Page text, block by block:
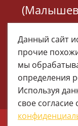
©
Данный сайт
прочие
мы
определения
Используя
свое согласие